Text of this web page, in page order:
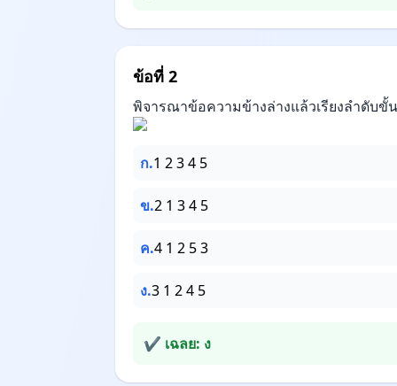
ข้อที่ 2
พิจารณาข้อความข้างล่างแล้วเรียงลำดับ
ก.1 2 3 4 5
ข.2 1 3 4 5
ค.4 1 2 5 3
ง.3 1 2 4 5
✔ เฉลย: ง